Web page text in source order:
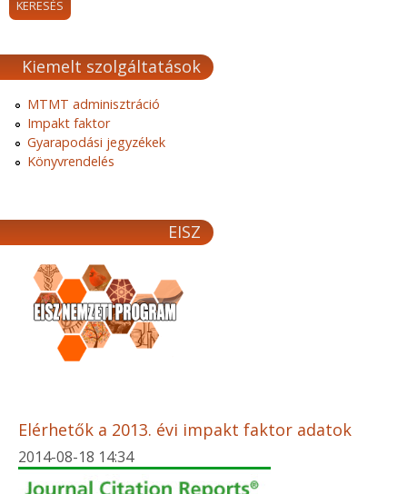
Kiemelt szolgáltatások
MTMT adminisztráció
Impakt faktor
Gyarapodási jegyzékek
Könyvrendelés
EISZ
Elérhetők a 2013. évi impakt faktor adatok
2014-08-18 14:34